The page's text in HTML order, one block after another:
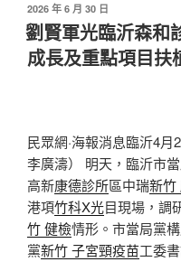
發
佈
於
2026 年 6 月 30 日
劉賢軍光臨沂森和
成長及重點項目扶
民眾網·海報消息臨沂4月
李廣濤） 明天，臨沂市
高新康德診所區中瑞新竹
港項竹科X光目現場，調
竹 健檢情形。市當局黨
黨新竹 子宮頸疫苗工委